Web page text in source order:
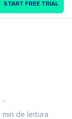
START FREE TRIAL
min de leitura